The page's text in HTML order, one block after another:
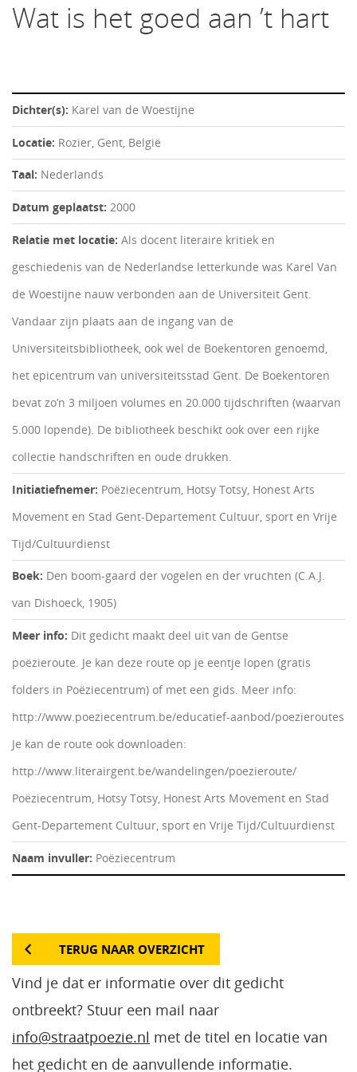
Wat is het goed aan ’t hart
Dichter(s): Karel van de Woestijne
Locatie: Rozier, Gent, België
Taal: Nederlands
Datum geplaatst: 2000
Relatie met locatie: Als docent literaire kritiek en
geschiedenis van de Nederlandse letterkunde was Karel Van
de Woestijne nauw verbonden aan de Universiteit Gent.
Vandaar zijn plaats aan de ingang van de
Universiteitsbibliotheek, ook wel de Boekentoren genoemd,
het epicentrum van universiteitsstad Gent. De Boekentoren
bevat zo’n 3 miljoen volumes en 20.000 tijdschriften (waarvan
5.000 lopende). De bibliotheek beschikt ook over een rijke
collectie handschriften en oude drukken.
Initiatiefnemer: Poëziecentrum, Hotsy Totsy, Honest Arts
Movement en Stad Gent-Departement Cultuur, sport en Vrije
Tijd/Cultuurdienst
Boek: Den boom-gaard der vogelen en der vruchten (C.A.J.
van Dishoeck, 1905)
Meer info: Dit gedicht maakt deel uit van de Gentse
poëzieroute. Je kan deze route op je eentje lopen (gratis
folders in Poëziecentrum) of met een gids. Meer info:
http://www.poeziecentrum.be/educatief-aanbod/poezieroutes
Je kan de route ook downloaden:
http://www.literairgent.be/wandelingen/poezieroute/
Poëziecentrum, Hotsy Totsy, Honest Arts Movement en Stad
Gent-Departement Cultuur, sport en Vrije Tijd/Cultuurdienst
Naam invuller: Poëziecentrum
TERUG NAAR OVERZICHT
Vind je dat er informatie over dit gedicht
ontbreekt? Stuur een mail naar
info@straatpoezie.nl met de titel en locatie van
het gedicht en de aanvullende informatie.